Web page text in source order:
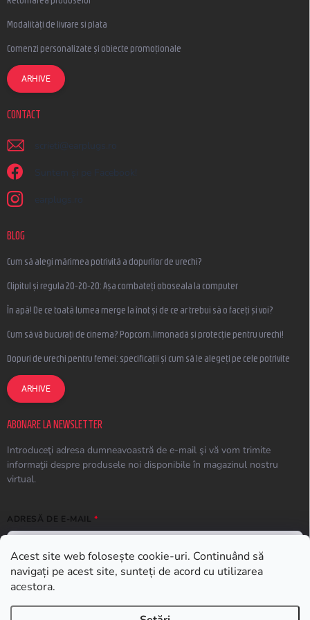
Acest site web folosește cookie-uri. Continuând să
navigați pe acest site, sunteți de acord cu utilizarea
acestora.
Modalități de livrare si plata
Comenzi personalizate și obiecte promoționale
ARHIVE
CONTACT
scrieti @ earplugs.ro
Suntem și pe Facebook!
earplugs.ro
BLOG
Cum să alegi mărimea potrivită a dopurilor de urechi?
Clipitul și regula 20-20-20: Așa combateți oboseala la computer
În apă! De ce toată lumea merge la înot și de ce ar trebui să o faceți și voi?
Cum să vă bucurați de cinema? Popcorn, limonadă și protecție pentru urechi!
Dopuri de urechi pentru femei: specificații și cum să le alegeți pe cele potrivite
ARHIVE
ABONARE LA NEWSLETTER
Introduceţi adresa dumneavoastră de e-mail şi vă vom trimite
informaţii despre produsele noi disponibile în magazinul nostru
virtual.
ADRESĂ DE E-MAIL
ABONARE